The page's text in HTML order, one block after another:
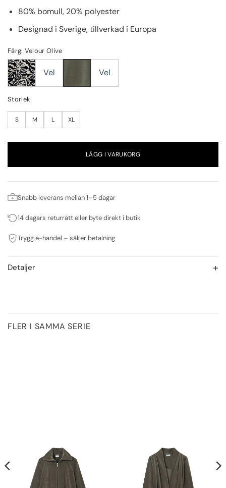
80% bomull, 20% polyester
Designad i Sverige, tillverkad i Europa
Färg: Velour Olive
Vel Vel
Storlek
S M L XL
LÄGG I VARUKORG
Snabb leverans mellan 1–5 dagar
14 dagars returrätt eller byte direkt i butik
Trygg e-handel – säker betalning
Detaljer
FLER I SAMMA SERIE